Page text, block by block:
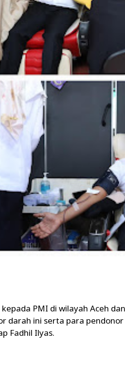
kepada PMI di wilayah Aceh
darah ini serta para
Fadhil Ilyas.